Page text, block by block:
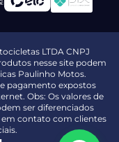
LTDA CNPJ
nesse site podem
Paulinho Motos.
pagamento expostos
Obs: Os valores de
ser diferenciados
em contato com clientes